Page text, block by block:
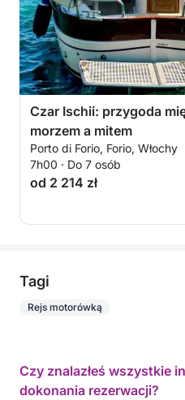
Czar Ischii: przygoda
morzem a mitem
Porto di Forio, Forio, Włochy
7h00 · Do 7 osób
od 2 214 zł
Tagi
Rejs motorówką
Czy znalazłeś wszystkie
dokonania rezerwacji?